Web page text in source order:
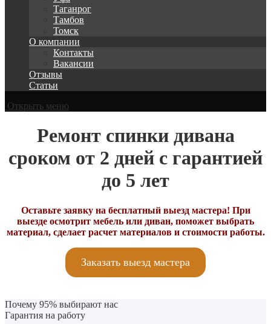
Таганрог
Тамбов
Томск
О компании
Контакты
Вакансии
Отзывы
Статьи
Открыть меню
Ремонт спинки дивана
сроком от 2 дней с гарантией
до 5 лет
Оставьте заявку на бесплатный выезд мастера! При
выезде осмотрит мебель или диван, поможет выбрать
материал, сделает расчет материалов и стоимости работы.
Заказать выезд мастера
Почему 95% выбирают нас
Гарантия на работу